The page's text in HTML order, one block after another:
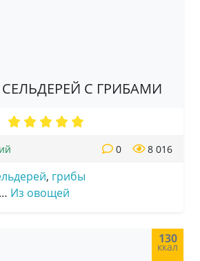
С ГРИБАМИ
8 016
0
, грибы
… Из овощей
130
ккал